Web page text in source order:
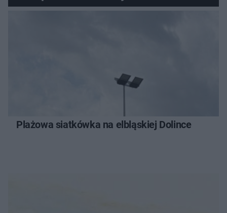
Plażowa siatkówka na elbląskiej Dolince